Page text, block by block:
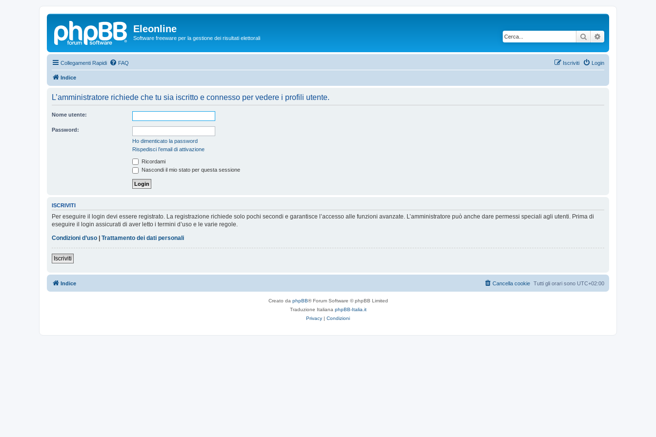
Eleonline
Software freeware per la gestione dei risultati elettorali Cerca
Collegamenti Rapidi FAQ Login
Iscriviti
Indice
L’amministratore richiede che tu sia iscritto e connesso per vedere i profili utente.
Nome utente:
Password:
Ho dimenticato la password
Rispedisci l’email di attivazione
Ricordami
Nascondi il mio stato per questa sessione
ISCRIVITI
Per eseguire il login devi essere registrato. La registrazione richiede solo pochi secondi e garantisce l’accesso alle funzioni avanzate. L’amministratore può anche dare permessi speciali agli utenti. Prima di
eseguire il login assicurati di aver letto i termini d’uso e le varie regole.
Condizioni d’uso
Trattamento dei dati personali
Iscriviti
Indice Tutti gli orari sono UTC+02:00
Cancella cookie
Creato da phpBB® Forum Software © phpBB Limited
Traduzione Italiana phpBB-Italia.it
Privacy | Condizioni